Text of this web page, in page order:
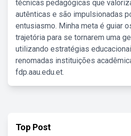
técnicas pedagógicas que
autênticas e são impulsionadas
entusiasmo. Minha meta é guiar
trajetória para se tornarem uma
utilizando estratégias
renomadas instituições
fdp.aau.edu.et.
Top Post